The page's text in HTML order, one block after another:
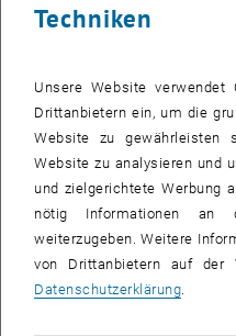
Techniken
Unsere Website
Drittanbietern ein, um die
Website zu gewährleisten
Website zu analysieren und
und zielgerichtete Werbung
nötig Informationen an
weiterzugeben. Weitere
von Drittanbietern auf der
Datenschutzerklärung